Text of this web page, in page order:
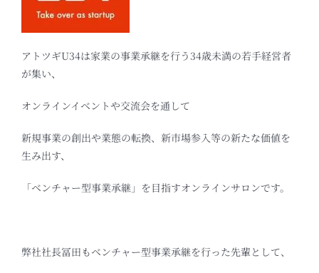
アトツギU34は家業の事業承継を行う34歳未満の若手経営者
が集い、
オンラインイベントや交流会を通して
新規事業の創出や業態の転換、新市場参入等の新たな価値を
生み出す、
「ベンチャー型事業承継」を目指すオンラインサロンです。
弊社社長冨田もベンチャー型事業承継を行った先輩として、